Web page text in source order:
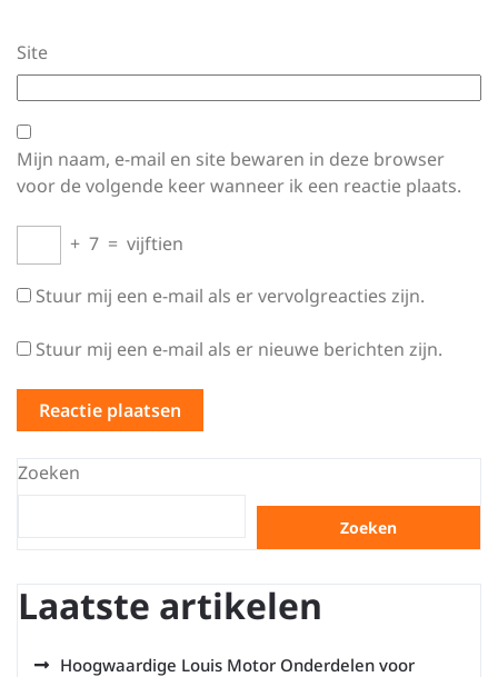
Site
Mijn naam, e-mail en site bewaren in deze browser
voor de volgende keer wanneer ik een reactie plaats.
+ 7 = vijftien
Stuur mij een e-mail als er vervolgreacties zijn.
Stuur mij een e-mail als er nieuwe berichten zijn.
Zoeken
Zoeken
Laatste artikelen
Hoogwaardige Louis Motor Onderdelen voor